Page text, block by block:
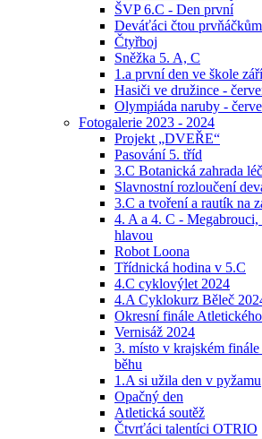
ŠVP 6.C - Den první
Deváťáci čtou prvňáčkům
Čtyřboj
Sněžka 5. A, C
1.a první den ve škole
Hasiči ve družince -
Olympiáda naruby -
Fotogalerie 2023 - 2024
Projekt „DVEŘE“
Pasování 5. tříd
3.C Botanická zahrada
Slavnostní rozloučení
3.C a tvoření a rautík na
4. A a 4. C -
hlavou
Robot Loona
Třídnická hodina v 5.C
4.C cyklovýlet 2024
4.A Cyklokurz Běleč
Okresní finále
Vernisáž 2024
3. místo v krajském
běhu
1.A si užila den v pyžamu
Opačný den
Atletická soutěž
Čtvrťáci talentíci OTRIO